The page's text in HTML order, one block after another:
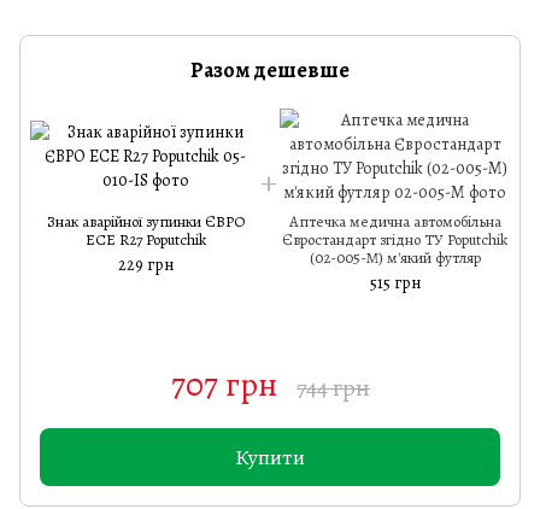
Разом дешевше
Знак аварійної зупинки ЄВРО
ECE R27 Poputchik
229 грн
Аптечка медична автомобільна
Євростандарт згідно ТУ Poputchik
(02-005-М) м'який футляр
515 грн
707 грн 744 грн
Купити